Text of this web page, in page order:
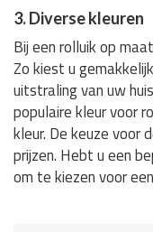
3. Diverse kleuren
Bij een rolluik op
Zo kiest u
uitstraling van uw
populaire kleur voor
kleur. De keuze voor
prijzen. Hebt u een
om te kiezen voor